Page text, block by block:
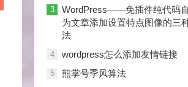
3
WordPress——免插件纯代码
为文章添加设置特点图像的三
法
4 wordpress怎么添加友情链接
5 熊掌号季风算法